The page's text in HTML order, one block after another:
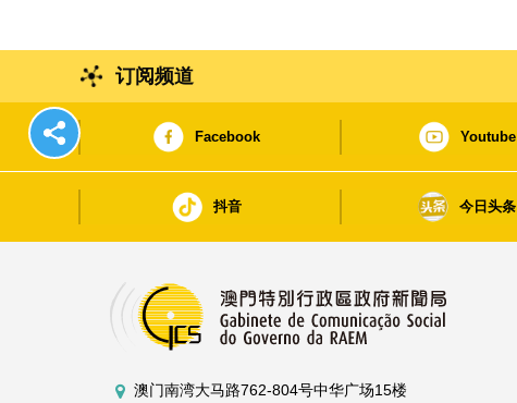
订阅频道
Facebook Youtube
抖音 今日头条
澳门南湾大马路762-804号中华广场15楼